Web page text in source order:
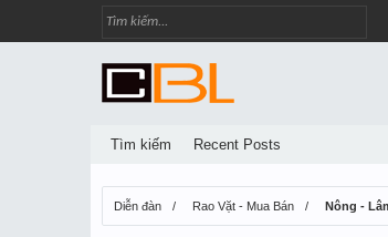
Diễn đàn Rao Vặt - Mua Bán Nông -
Tìm kiếm Recent Posts